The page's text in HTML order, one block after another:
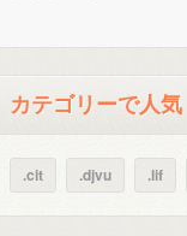
カテゴリーで人気
.cit .djvu .lif